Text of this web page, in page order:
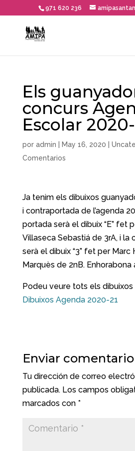
971 620 236
Els
concurs
Escolar 2020-
por admin May 16, 2020
Comentarios
Ja tenim els dibuixos
i contraportada de l’agenda
portada serà el dibuix “E” fet
Villaseca Sebastiá de 3rA, i la
serà el dibuix “3” fet per Marc
Marquès de 2nB.
Podeu veure tots els
Dibuixos Agenda 2020-21
Enviar comentario
Tu dirección de correo
publicada. Los campos
marcados con *